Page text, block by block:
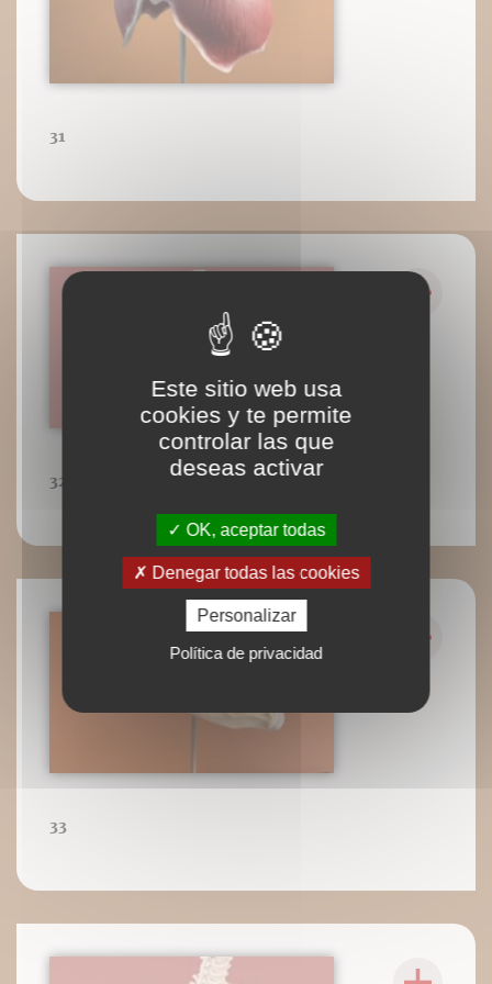
31
32
33
Este sitio web usa
cookies y te permite
controlar las que
deseas activar
OK, aceptar todas
Denegar todas las cookies
Personalizar
Política de privacidad